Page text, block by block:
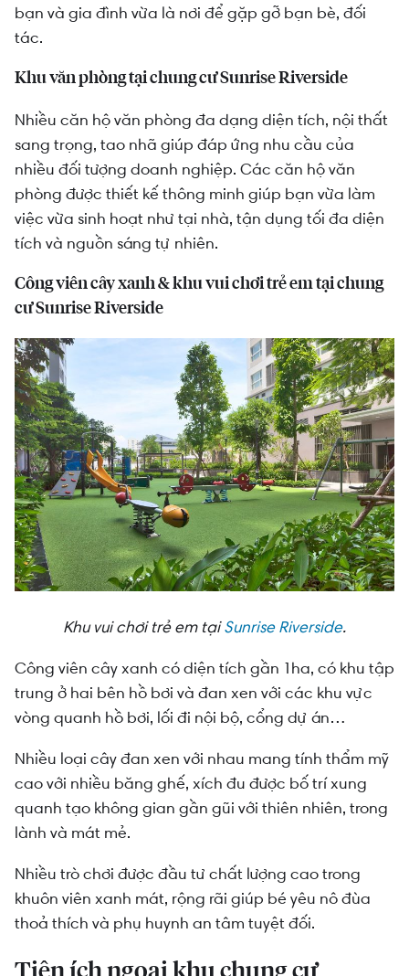
bạn và gia đình vừa là nơi để gặp gỡ bạn bè, đối
tác.
Khu văn phòng tại chung cư Sunrise Riverside
Nhiều căn hộ văn phòng đa dạng diện tích, nội thất
sang trọng, tao nhã giúp đáp ứng nhu cầu của
nhiều đối tượng doanh nghiệp. Các căn hộ văn
phòng được thiết kế thông minh giúp bạn vừa làm
việc vừa sinh hoạt như tại nhà, tận dụng tối đa diện
tích và nguồn sáng tự nhiên.
Công viên cây xanh & khu vui chơi trẻ em tại chung
cư Sunrise Riverside
Khu vui chơi trẻ em tạiSunrise Riverside.
Công viên cây xanh có diện tích gần 1ha, có khu tập
trung ở hai bên hồ bơi và đan xen với các khu vực
vòng quanh hồ bơi, lối đi nội bộ, cổng dự án…
Nhiều loại cây đan xen với nhau mang tính thẩm mỹ
cao với nhiều băng ghế, xích đu được bố trí xung
quanh tạo không gian gần gũi với thiên nhiên, trong
lành và mát mẻ.
Nhiều trò chơi được đầu tư chất lượng cao trong
khuôn viên xanh mát, rộng rãi giúp bé yêu nô đùa
thoả thích và phụ huynh an tâm tuyệt đối.